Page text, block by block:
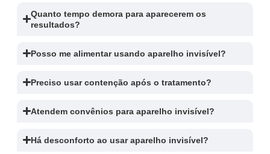
Quanto tempo demora para aparecerem os
resultados?
Posso me alimentar usando aparelho invisível?
Preciso usar contenção após o tratamento?
Atendem convênios para aparelho invisível?
Há desconforto ao usar aparelho invisível?